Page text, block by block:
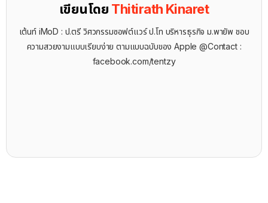
เขียนโดย Thitirath Kinaret
เต้นท์ iMoD : ป.ตรี วิศวกรรมซอฟต์แวร์ ป.โท บริหารธุรกิจ ม.พายัพ ชอบ
ความสวยงามแบบเรียบง่าย ตามแบบฉบับของ Apple @Contact :
facebook.com/tentzy